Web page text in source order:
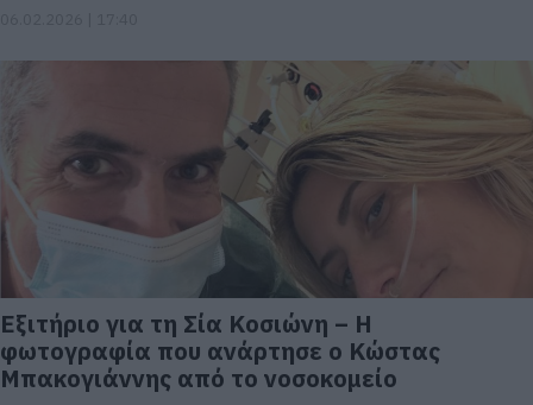
Εξιτήριο για τη Σία Κοσιώνη – Η
φωτογραφία που ανάρτησε ο Κώστας
Μπακογιάννης από το νοσοκομείο